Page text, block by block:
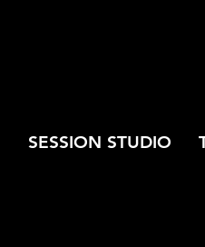
SESSION STUDIO